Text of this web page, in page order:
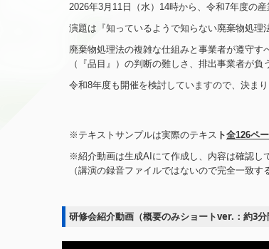
2026年3月11日（水）14時から、令和7年度の
演題は『知っているようで知らない廃棄物処理
廃棄物処理法の複雑な仕組みと事業者が遵守
（『品目』）の判断の難しさ、排出事業者が負
令和8年度も開催を検討していますので、決ま
※テキストサンプルは実際のテキス ト全126ペ
※紹介動画は生成AIにて作成し、内容は確認し
（講演の録音ファイルではないので完全一致す
研修会紹介動画（概要のみショートver.：約3分